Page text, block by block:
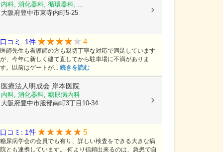
内科, 消化器科, 循環器科, ...
大阪府豊中市東寺内町5-25
口コミ: 1件 4
医師先生も看護師の方も親切丁寧な対応で満足しています
が、今年に新しく建て直してから駐車場に不満がありま
す。以前はゲートが... 続きを読む
医療法人明成会 岸本医院
内科, 消化器科, 糖尿病内科
大阪府豊中市服部南町3丁目10-34
口コミ: 1件 5
糖尿病学会の会員でも有り、詳しい検査をできる大きな病
院とも連携しています。 何より信頼出来るのは、急患で自